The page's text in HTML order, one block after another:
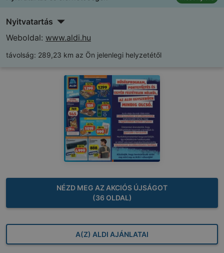
Nyitvatartás
Weboldal: www.aldi.hu
távolság: 289,23 km az Ön jelenlegi helyzetétől
NÉZD MEG AZ AKCIÓS ÚJSÁGOT
(36 OLDAL)
A(Z) ALDI AJÁNLATAI